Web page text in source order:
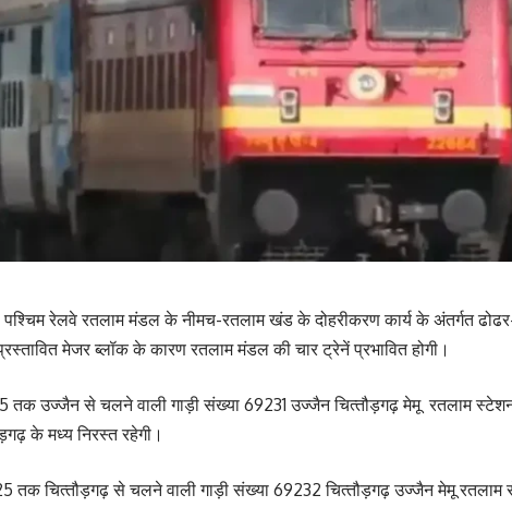
पश्चिम रेलवे रतलाम मंडल के नीमच-रतलाम खंड के दोहरीकरण कार्य के अंतर्गत
मेजर ब्‍लॉक के कारण रतलाम मंडल की चार ट्रेनें प्रभावित होगी।
उज्‍जैन से चलने वाली गाड़ी संख्‍या 69231 उज्‍जैन चित्‍तौड़गढ़ मेमू रतलाम स्‍टेशन
के मध्‍य निरस्‍त रहेगी।
तक चित्‍तौड़गढ़ से चलने वाली गाड़ी संख्‍या 69232 चित्‍तौड़गढ़ उज्‍जैन मेमू रतलाम